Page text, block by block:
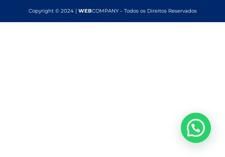
Copyright © 2024 | WEBCOMPANY – Todos os Direitos Reservados